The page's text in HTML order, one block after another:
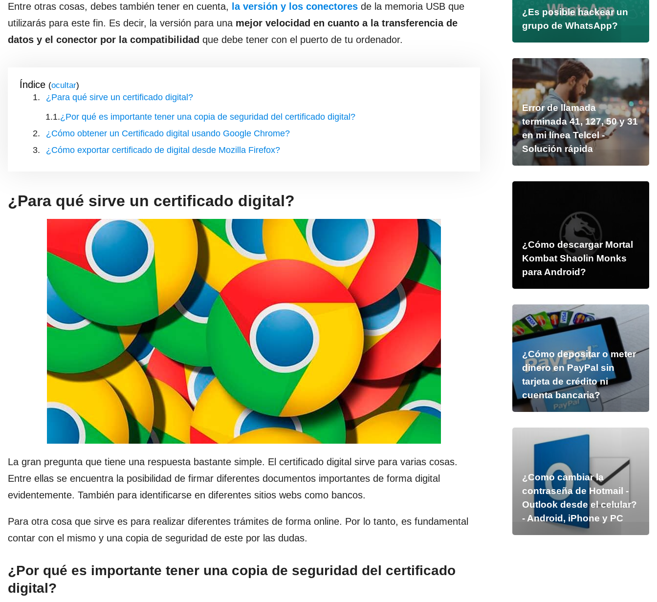
Entre otras cosas, debes también tener en cuenta, la versión y los conectores de la memoria USB que
utilizarás para este fin. Es decir, la versión para una mejor velocidad en cuanto a la transferencia de
datos y el conector por la compatibilidad que debe tener con el puerto de tu ordenador.
Índice ( )
¿Para qué sirve un certificado digital?
¿Por qué es importante tener una copia de seguridad del certificado digital?
¿Cómo obtener un Certificado digital usando Google Chrome?
¿Cómo exportar certificado de digital desde Mozilla Firefox?
¿Para qué sirve un certificado digital?
La gran pregunta que tiene una respuesta bastante simple. El certificado digital sirve para varias cosas.
Entre ellas se encuentra la posibilidad de firmar diferentes documentos importantes de forma digital
evidentemente. También para identificarse en diferentes sitios webs como bancos.
Para otra cosa que sirve es para realizar diferentes trámites de forma online. Por lo tanto, es fundamental
contar con el mismo y una copia de seguridad de este por las dudas.
¿Por qué es importante tener una copia de seguridad del certificado
digital?
¿Es posible hackear un
grupo de WhatsApp?
Error de llamada
terminada 41, 127, 50 y 31
en mi línea Telcel -
Solución rápida
¿Cómo descargar Mortal
Kombat Shaolin Monks
para Android?
¿Cómo depositar o meter
dinero en PayPal sin
tarjeta de crédito ni
cuenta bancaria?
¿Como cambiar la
contraseña de Hotmail -
Outlook desde el celular?
- Android, iPhone y PC